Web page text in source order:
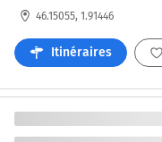
46.15055, 1.91446
Itinéraires